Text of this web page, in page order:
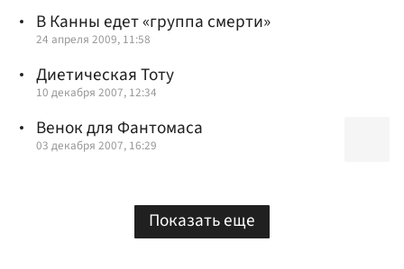
В Канны едет «группа смерти»
24 апреля 2009, 11:58
Диетическая Тоту
10 декабря 2007, 12:34
Венок для Фантомаса
03 декабря 2007, 16:29
Показать еще